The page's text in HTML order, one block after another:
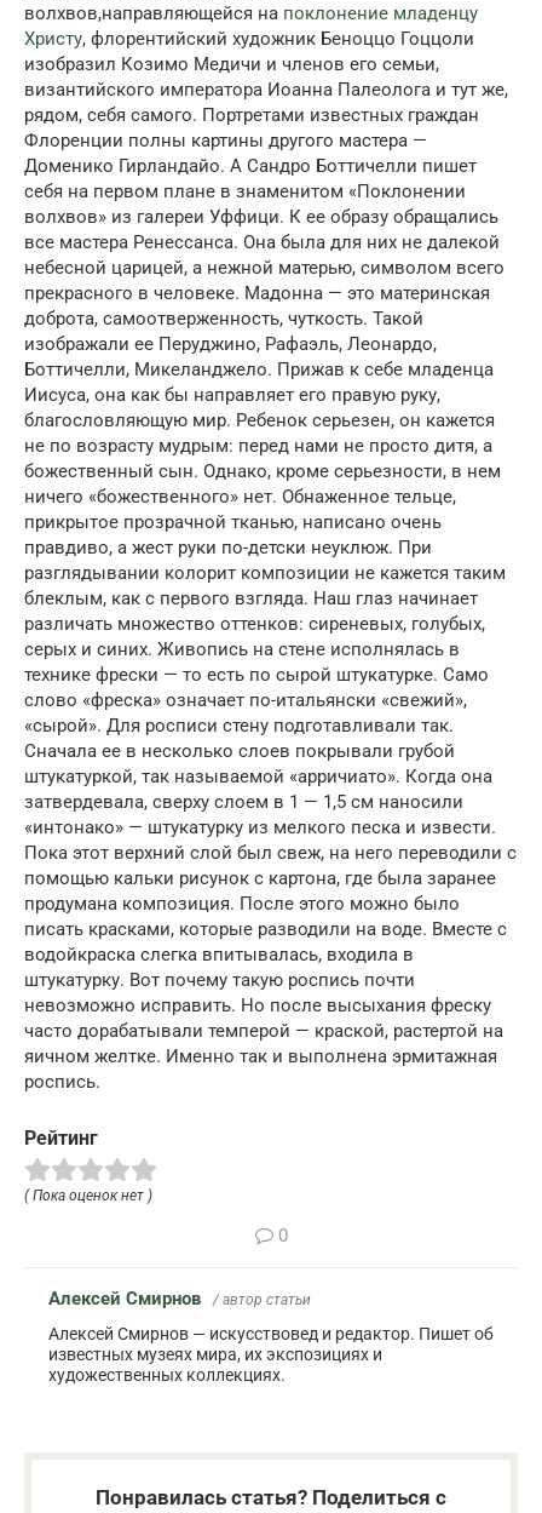
волхвов,направляющейся на поклонение младенцу
Христу, флорентийский художник Беноццо Гоццоли
изобразил Козимо Медичи и членов его семьи,
византийского императора Иоанна Палеолога и тут же,
рядом, себя самого. Портретами известных граждан
Флоренции полны картины другого мастера —
Доменико Гирландайо. А Сандро Боттичелли пишет
себя на первом плане в знаменитом «Поклонении
волхвов» из галереи Уффици. К ее образу обращались
все мастера Ренессанса. Она была для них не далекой
небесной царицей, а нежной матерью, символом всего
прекрасного в человеке. Мадонна — это материнская
доброта, самоотверженность, чуткость. Такой
изображали ее Перуджино, Рафаэль, Леонардо,
Боттичелли, Микеланджело. Прижав к себе младенца
Иисуса, она как бы направляет его правую руку,
благословляющую мир. Ребенок серьезен, он кажется
не по возрасту мудрым: перед нами не просто дитя, а
божественный сын. Однако, кроме серьезности, в нем
ничего «божественного» нет. Обнаженное тельце,
прикрытое прозрачной тканью, написано очень
правдиво, а жест руки по-детски неуклюж. При
разглядывании колорит композиции не кажется таким
блеклым, как с первого взгляда. Наш глаз начинает
различать множество оттенков: сиреневых, голубых,
серых и синих. Живопись на стене исполнялась в
технике фрески — то есть по сырой штукатурке. Само
слово «фреска» означает по-итальянски «свежий»,
«сырой». Для росписи стену подготавливали так.
Сначала ее в несколько слоев покрывали грубой
штукатуркой, так называемой «арричиато». Когда она
затвердевала, сверху слоем в 1 — 1,5 см наносили
«интонако» — штукатурку из мелкого песка и извести.
Пока этот верхний слой был свеж, на него переводили с
помощью кальки рисунок с картона, где была заранее
продумана композиция. После этого можно было
писать красками, которые разводили на воде. Вместе с
водойкраска слегка впитывалась, входила в
штукатурку. Вот почему такую роспись почти
невозможно исправить. Но после высыхания фреску
часто дорабатывали темперой — краской, растертой на
яичном желтке. Именно так и выполнена эрмитажная
роспись.
Рейтинг
( Пока оценок нет )
0
Алексей Смирнов / автор статьи
Алексей Смирнов — искусствовед и редактор. Пишет об
известных музеях мира, их экспозициях и
художественных коллекциях.
Понравилась статья? Поделиться с